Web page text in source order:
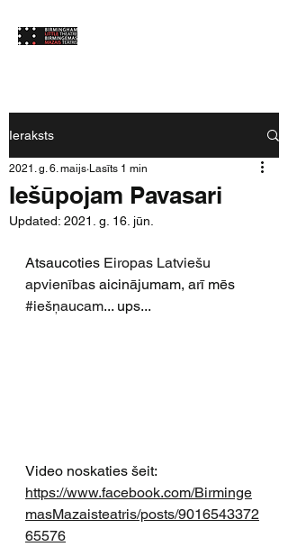
Ieraksts
Iešūpojam Pavasari
2021. g. 6. maijs Lasīts 1 min
Updated: 2021. g. 16. jūn.
Atsaucoties Eiropas Latviešu
apvienības aicinājumam, arī mēs
#iešņaucam... ups...
Video noskaties šeit:
https://www.facebook.com/Birminge
masMazaisteatris/posts/9016543372
65576